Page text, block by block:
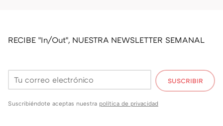
RECIBE "In/Out", NUESTRA NEWSLETTER SEMANAL
SUSCRIBIR
Suscribiéndote aceptas nuestra política de privacidad